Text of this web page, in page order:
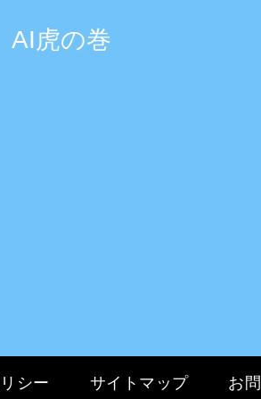
AI虎の巻
シー サイトマップ お